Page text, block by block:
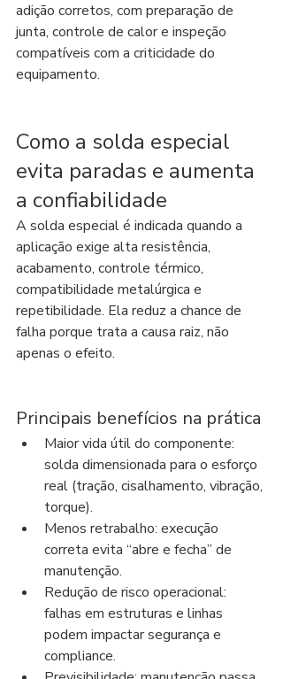
adição corretos, com preparação de
junta, controle de calor e inspeção
compatíveis com a criticidade do
equipamento.
Como a solda especial
evita paradas e aumenta
a confiabilidade
A solda especial é indicada quando a
aplicação exige alta resistência,
acabamento, controle térmico,
compatibilidade metalúrgica e
repetibilidade. Ela reduz a chance de
falha porque trata a causa raiz, não
apenas o efeito.
Principais benefícios na prática
Maior vida útil do componente:
solda dimensionada para o esforço
real (tração, cisalhamento, vibração,
torque).
Menos retrabalho: execução
correta evita “abre e fecha” de
manutenção.
Redução de risco operacional:
falhas em estruturas e linhas
podem impactar segurança e
compliance.